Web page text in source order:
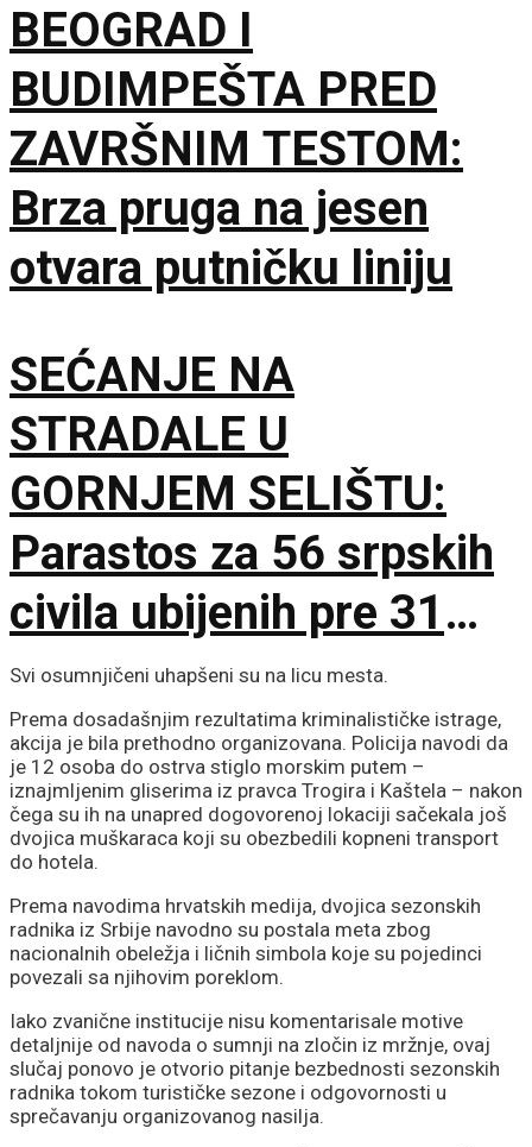
BEOGRAD I
BUDIMPEŠTA PRED
ZAVRŠNIM TESTOM:
Brza pruga na jesen
otvara putničku liniju
SEĆANJE NA
STRADALE U
GORNJEM SELIŠTU:
Parastos za 56 srpskih
civila ubijenih pre 31
godinu
Svi osumnjičeni uhapšeni su na licu mesta.
Prema dosadašnjim rezultatima kriminalističke istrage,
akcija je bila prethodno organizovana. Policija navodi da
je 12 osoba do ostrva stiglo morskim putem –
iznajmljenim gliserima iz pravca Trogira i Kaštela – nakon
čega su ih na unapred dogovorenoj lokaciji sačekala još
dvojica muškaraca koji su obezbedili kopneni transport
do hotela.
Prema navodima hrvatskih medija, dvojica sezonskih
radnika iz Srbije navodno su postala meta zbog
nacionalnih obeležja i ličnih simbola koje su pojedinci
povezali sa njihovim poreklom.
Iako zvanične institucije nisu komentarisale motive
detaljnije od navoda o sumnji na zločin iz mržnje, ovaj
slučaj ponovo je otvorio pitanje bezbednosti sezonskih
radnika tokom turističke sezone i odgovornosti u
sprečavanju organizovanog nasilja.